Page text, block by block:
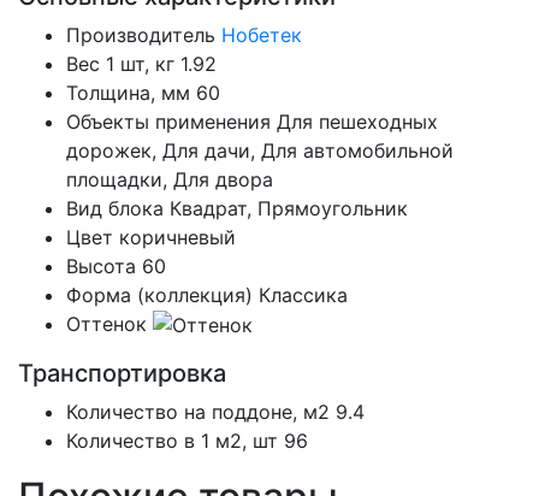
Производитель Нобетек
Вес 1 шт, кг 1.92
Толщина, мм 60
Объекты применения Для пешеходных
дорожек, Для дачи, Для автомобильной
площадки, Для двора
Вид блока Квадрат, Прямоугольник
Цвет коричневый
Высота 60
Форма (коллекция) Классика
Оттенок
Транспортировка
Количество на поддоне, м2 9.4
Количество в 1 м2, шт 96